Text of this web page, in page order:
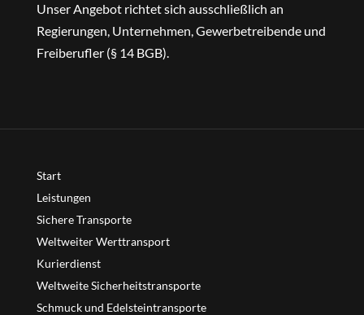
Unser Angebot richtet sich ausschließlich an
Regierungen, Unternehmen, Gewerbetreibende und
Freiberufler (§ 14 BGB).
Start
Leistungen
Sichere Transporte
Weltweiter Werttransport
Kurierdienst
Weltweite Sicherheitstransporte
Schmuck und Edelsteintransporte